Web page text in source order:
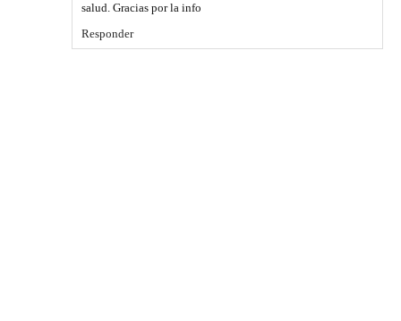
salud. Gracias por la info
Responder